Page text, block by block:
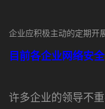
企业应积极主动的定期开
目前各企业网络安
许多企业的领导不